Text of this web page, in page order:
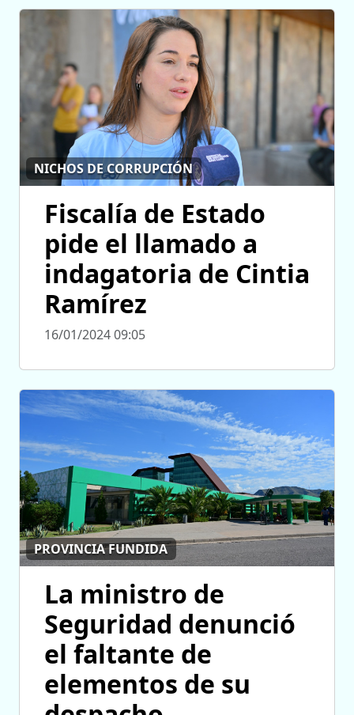
NICHOS DE CORRUPCIÓN
Fiscalía de Estado
pide el llamado a
indagatoria de Cintia
Ramírez
16/01/2024 09:05
PROVINCIA FUNDIDA
La ministro de
Seguridad denunció
el faltante de
elementos de su